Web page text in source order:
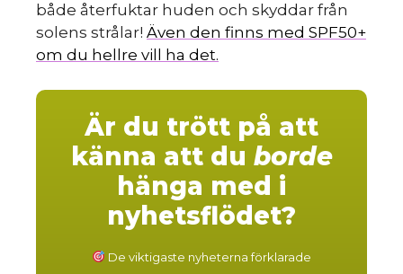
både återfuktar huden och skyddar från
solens strålar! Även den finns med SPF50+
om du hellre vill ha det.
Är du trött på att
känna att du borde
hänga med i
nyhetsflödet?
De viktigaste nyheterna förklarade